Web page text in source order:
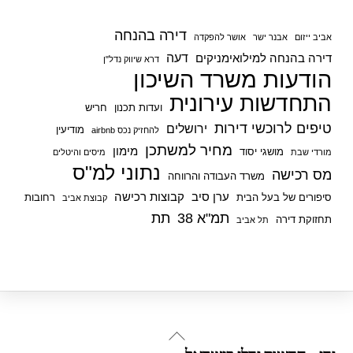
אביב ייזום אבנר ישר אושר להפקדה דירה בהנחה
דירה בהנחה למילואימניקים דעה דרא שיווק נדל"ן
הודעות משרד השיכון
התחדשות עירונית ועדות תכנון חריש
טיפים לרוכשי דירות ירושלים להחזיק נכס airbnb מודיעין
מורדי שבת מושגי יסוד מחיר למשתכן מימון מיסים והיטלים
מס רכישה משרד העבודה והרווחה נתוני למ"ס
סיפורים של בעל הבית ערן סיב קבוצות רכישה קבוצת אביב
רחובות
תחזוקת דירה
תל אביב תמ"א 38 תת
Back